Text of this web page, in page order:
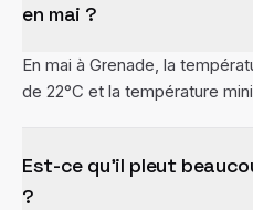
en mai ?
En mai à Grenade, la
de 22°C et la température
Est-ce qu'il pleut
?